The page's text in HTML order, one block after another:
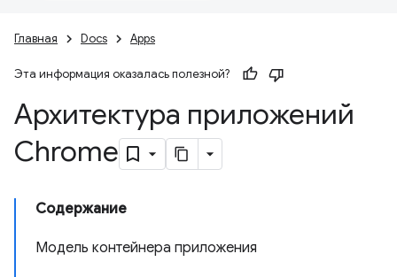
Главная Docs Apps
Эта информация оказалась полезной?
Архитектура приложений
Chrome
Содержание
Модель контейнера приложения